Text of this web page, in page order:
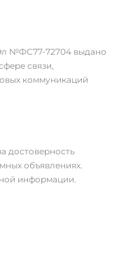
№ФС77-72704 выдано
связи,
коммуникаций
достоверность
объявлениях.
информации.